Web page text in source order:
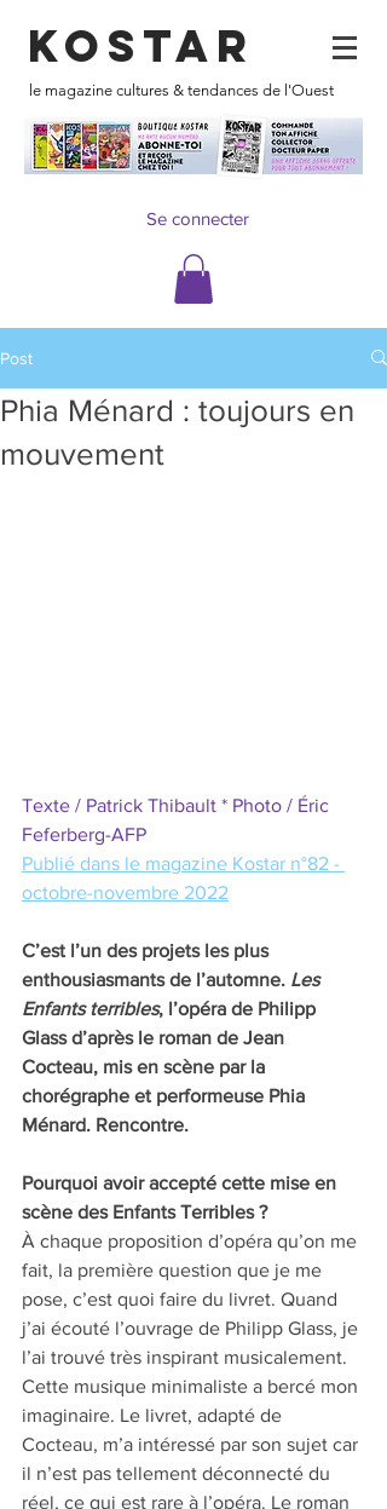
KOSTAR
le magazine cultures & tendances de l'Ouest
Se connecter
Post
Phia Ménard : toujours en
mouvement
Texte / Patrick Thibault * Photo / Éric
Feferberg-AFP
Publié dans le magazine Kostar n°82 -
octobre-novembre 2022
C’est l’un des projets les plus
enthousiasmants de l’automne. Les
Enfants terribles, l’opéra de Philipp
Glass d’après le roman de Jean
Cocteau, mis en scène par la
chorégraphe et performeuse Phia
Ménard. Rencontre.
Pourquoi avoir accepté cette mise en
scène des Enfants Terribles ?
À chaque proposition d’opéra qu’on me
fait, la première question que je me
pose, c’est quoi faire du livret. Quand
j’ai écouté l’ouvrage de Philipp Glass, je
l’ai trouvé très inspirant musicalement.
Cette musique minimaliste a bercé mon
imaginaire. Le livret, adapté de
Cocteau, m’a intéressé par son sujet car
il n’est pas tellement déconnecté du
réel, ce qui est rare à l’opéra. Le roman